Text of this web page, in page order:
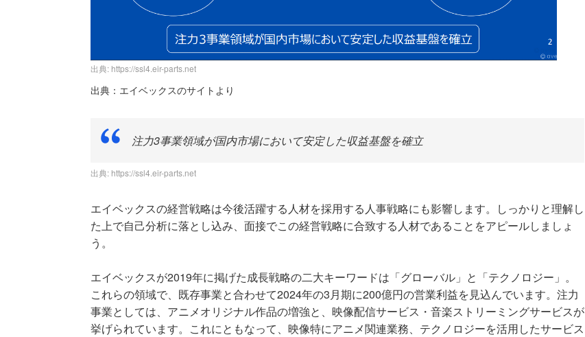
出典: https://ssl4.eir-parts.net
出典：エイベックスのサイトより
注力3事業領域が国内市場において安定した収益基盤を確立
出典: https://ssl4.eir-parts.net
エイベックスの経営戦略は今後活躍する人材を採用する人事戦略にも影響します。しっかりと理解し
た上で自己分析に落とし込み、面接でこの経営戦略に合致する人材であることをアピールしましょ
う。
エイベックスが2019年に掲げた成長戦略の二大キーワードは「グローバル」と「テクノロジー」。
これらの領域で、既存事業と合わせて2024年の3月期に200億円の営業利益を見込んでいます。注力
事業としては、アニメオリジナル作品の増強と、映像配信サービス・音楽ストリーミングサービスが
挙げられています。これにともなって、映像特にアニメ関連業務、テクノロジーを活用したサービス